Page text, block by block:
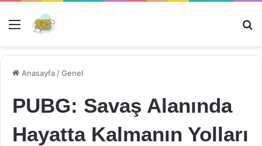
Menü
Anasayfa /Genel
PUBG: Savaş Alanında
Hayatta Kalmanın Yolları